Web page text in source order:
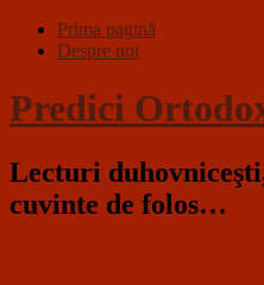
Prima pagină
Despre noi
Predici
Lecturi
cuvinte de folos…